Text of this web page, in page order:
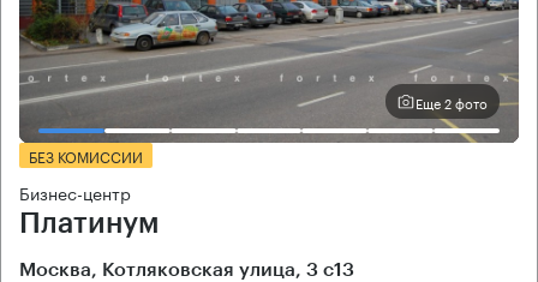
Еще 2 фото
БЕЗ КОМИССИИ
Бизнес-центр
Платинум
Москва, Котляковская улица, 3 с13